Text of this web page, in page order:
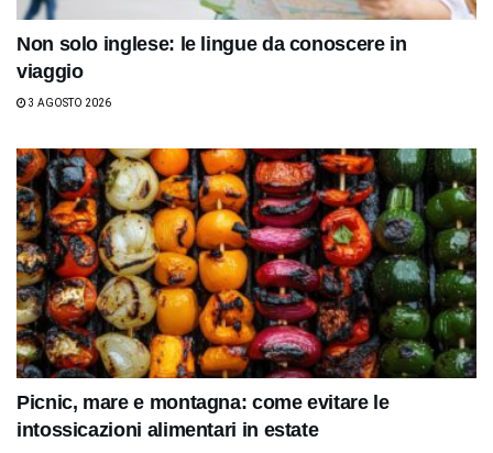
Non solo inglese: le lingue da conoscere in
viaggio
3 AGOSTO 2026
Picnic, mare e montagna: come evitare le
intossicazioni alimentari in estate